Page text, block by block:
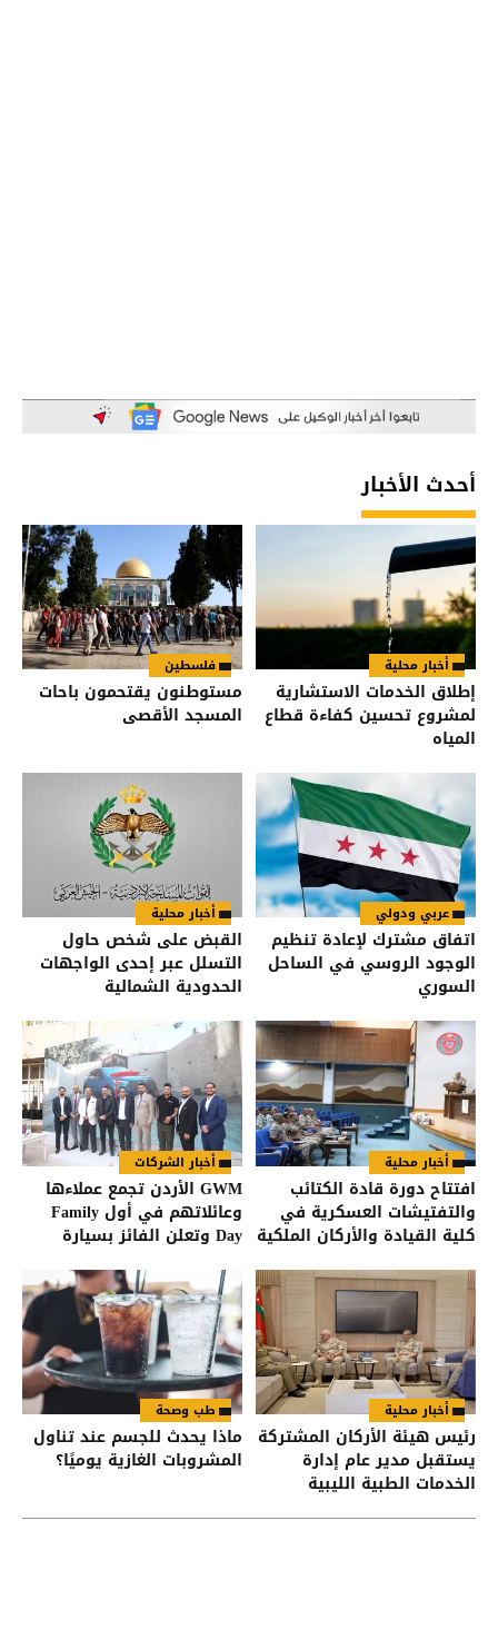
أحدث الأخبار
أخبار محلية
إطلاق الخدمات الاستشارية
لمشروع تحسين كفاءة قطاع
المياه
فلسطين
مستوطنون يقتحمون باحات
المسجد الأقصى
عربي ودولي
اتفاق مشترك لإعادة تنظيم
الوجود الروسي في الساحل
السوري
أخبار محلية
القبض على شخص حاول
التسلل عبر إحدى الواجهات
الحدودية الشمالية
أخبار محلية
افتتاح دورة قادة الكتائب
والتفتيشات العسكرية في
كلية القيادة والأركان الملكية
أخبار الشركات
GWM الأردن تجمع عملاءها
وعائلاتهم في أول Family
Day وتعلن الفائز بسيارة
أخبار محلية
رئيس هيئة الأركان المشتركة
يستقبل مدير عام إدارة
الخدمات الطبية الليبية
طب وصحة
ماذا يحدث للجسم عند تناول
المشروبات الغازية يوميًا؟